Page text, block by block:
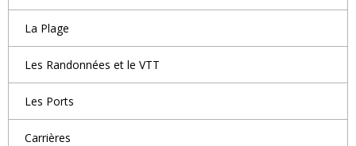
La Plage
Les Randonnées et le VTT
Les Ports
Carrières